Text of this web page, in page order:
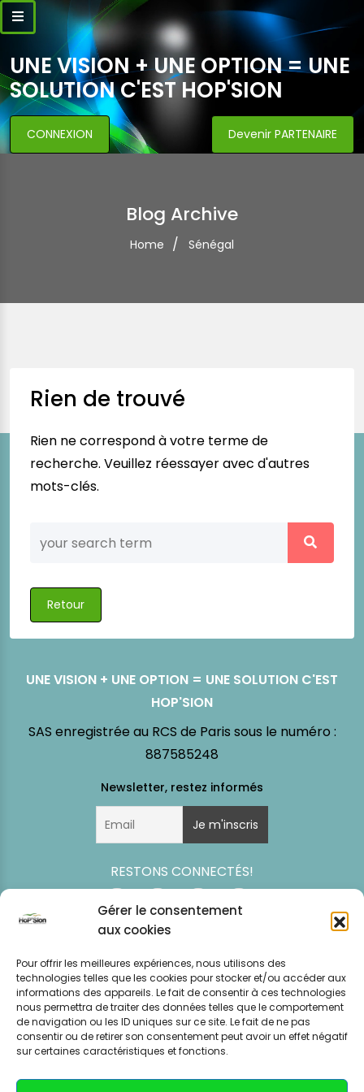
Gérer le consentement
aux cookies
Pour offrir les meilleures expériences, nous utilisons des
technologies telles que les cookies pour stocker et/ou accéder aux
informations des appareils. Le fait de consentir à ces technologies
nous permettra de traiter des données telles que le comportement
de navigation ou les ID uniques sur ce site. Le fait de ne pas
consentir ou de retirer son consentement peut avoir un effet négatif
sur certaines caractéristiques et fonctions.
UNE VISION + UNE OPTION = UNE
SOLUTION C'EST HOP'SION
CONNEXION Devenir PARTENAIRE
Blog Archive
Home Sénégal
Rien de trouvé
Rien ne correspond à votre terme de
recherche. Veuillez réessayer avec d'autres
mots-clés.
Retour
UNE VISION + UNE OPTION = UNE SOLUTION C'EST
HOP'SION
SAS enregistrée au RCS de Paris sous le numéro :
887585248
RESTONS CONNECTÉS!
Simulation
tarifaire
Event
News
Mentions légales
CGV – CGU
Politique de